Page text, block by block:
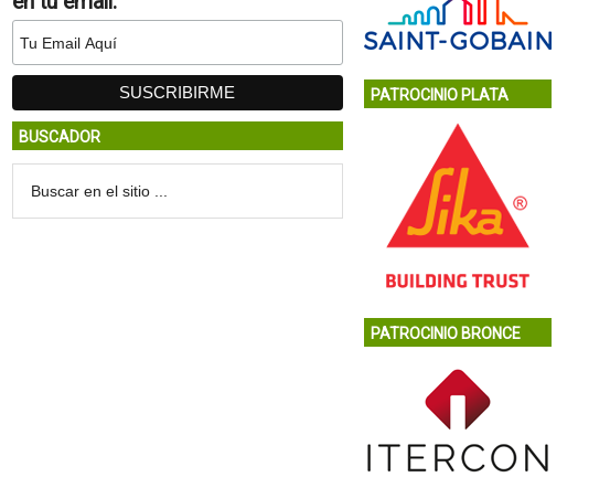
BUSCADOR
PATROCINIO PLATA
PATROCINIO BRONCE